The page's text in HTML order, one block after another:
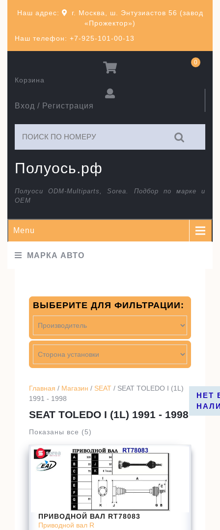
Наш телефон: +7-925-101-00-13
Наш адрес:
г. Москва, ш. Энтузиастов 56 (завод
«Прожектор»)
Полуось.рф
Полуоси ODM-Multiparts, Sorea. Подбор по марке и
ОЕМ
Вход / Регистрация
Корзина
0
Menu
МАРКА АВТО
Главная / Магазин / SEAT / SEAT TOLEDO I (1L)
1991 - 1998
SEAT TOLEDO I (1L) 1991 - 1998
Показаны все (5)
НЕТ
ПРИВОДНОЙ ВАЛ RT78083
Приводной вал R
НЕТ
НЕТ
НЕТ
ВЫБЕРИТЕ ДЛЯ ФИЛЬТРАЦИИ: